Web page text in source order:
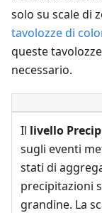
solo su scale di
tavolozze di
queste
necessario.
Il livello
sugli eventi
stati di
precipitazioni
grandine. La